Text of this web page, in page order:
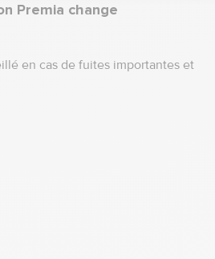
Premia change
en cas de fuites importantes et